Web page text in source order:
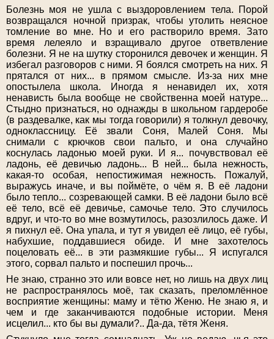
Болезнь моя не ушла с выздоровлением тела. Порой
возвращался ночной призрак, чтобы утолить неясное
томление во мне. Но и его растворило время. Зато
время лелеяло и взращивало другое ответвление
болезни. Я не на шутку сторонился девочек и женщин. Я
избегал разговоров с ними. Я боялся смотреть на них. Я
прятался от них... в прямом смысле. Из-за них мне
опостылела школа. Иногда я ненавидел их, хотя
ненависть была вообще не свойственна моей натуре...
Стыдно признаться, но однажды в школьном гардеробе
(в раздевалке, как мы тогда говорили) я толкнул девочку,
одноклассницу. Её звали Соня, Малей Соня. Мы
снимали с крючков свои пальто, и она случайно
коснулась ладонью моей руки. И я... почувствовал её
ладонь, её девичью ладонь... В ней... была нежность,
какая-то особая, непостижимая нежность. Пожалуй,
выражусь иначе, и вы поймёте, о чём я. В её ладони
было тепло... созревающей самки. В её ладони было всё
её тело, всё её девичье, самочье тело. Это случилось
вдруг, и что-то во мне возмутилось, разозлилось даже. И
я пихнул её. Она упала, и тут я увидел её лицо, её губы,
набухшие, поддавшиеся обиде. И мне захотелось
поцеловать её... в эти размякшие губы... Я испугался
этого, сорвал пальто и поспешил прочь...
Не знаю, странно это или вовсе нет, но лишь на двух лиц
не распространялось моё, так сказать, преломлённое
восприятие женщины: маму и тётю Женю. Не знаю я, и
чем и где заканчиваются подобные истории. Меня
исцелил... кто бы вы думали?.. Да-да, тётя Женя.